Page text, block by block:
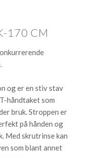
170 CM
og er en stiv stav
håndtaket som
bruk. Stroppen er
på hånden og
Med skrutrinse kan
som blant annet